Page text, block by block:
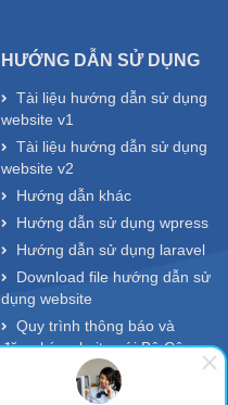
HƯỚNG DẪN SỬ DỤNG
Tài liệu hướng dẫn sử dụng
website v1
Tài liệu hướng dẫn sử dụng
website v2
Hướng dẫn khác
Hướng dẫn sử dụng wpress
Hướng dẫn sử dụng laravel
Download file hướng dẫn sử
dụng website
Quy trình thông báo và
đăng ký website với Bộ Công